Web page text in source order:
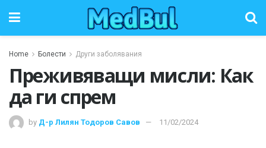
Home Болести Други заболявания
Преживяващи мисли: Как
да ги спрем
by Д-р Лилян Тодоров Савов 11/02/2024